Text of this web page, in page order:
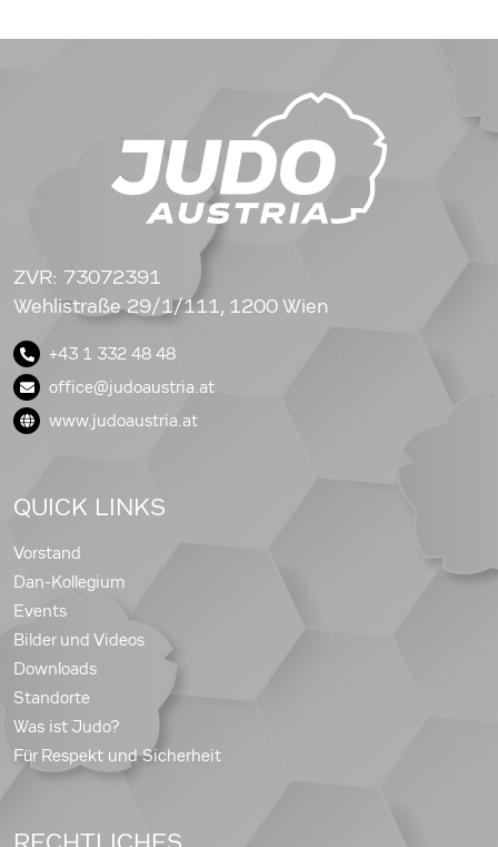
ZVR: 73072391
Wehlistraße 29/1/111, 1200 Wien
+43 1 332 48 48
office@judoaustria.at
www.judoaustria.at
QUICK LINKS
Vorstand
Dan-Kollegium
Events
Bilder und Videos
Downloads
Standorte
Was ist Judo?
Für Respekt und Sicherheit